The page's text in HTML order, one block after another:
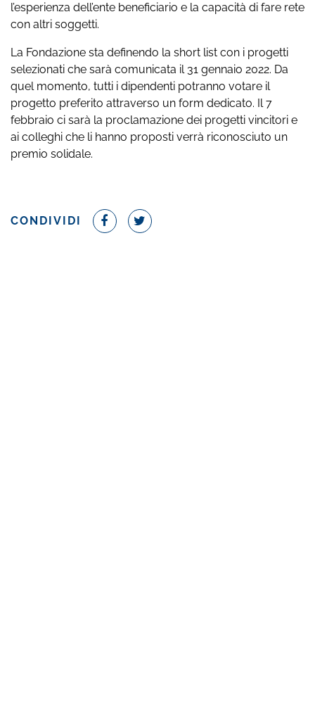
l’esperienza dell’ente beneficiario e la capacità di fare rete
con altri soggetti.
La Fondazione sta definendo la short list con i progetti
selezionati che sarà comunicata il 31 gennaio 2022. Da
quel momento, tutti i dipendenti potranno votare il
progetto preferito attraverso un form dedicato. Il 7
febbraio ci sarà la proclamazione dei progetti vincitori e
ai colleghi che li hanno proposti verrà riconosciuto un
premio solidale.
CONDIVIDI